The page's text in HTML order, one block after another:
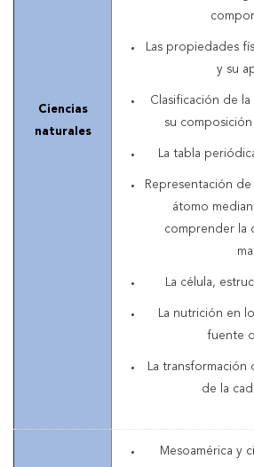
Ciencias
naturales
Las propiedades
y su
Clasificación de
su
La tabla
Representación
átomo
comprender la
La célula,
La nutrición en
fuente
La transformación
de la
Mesoamérica y